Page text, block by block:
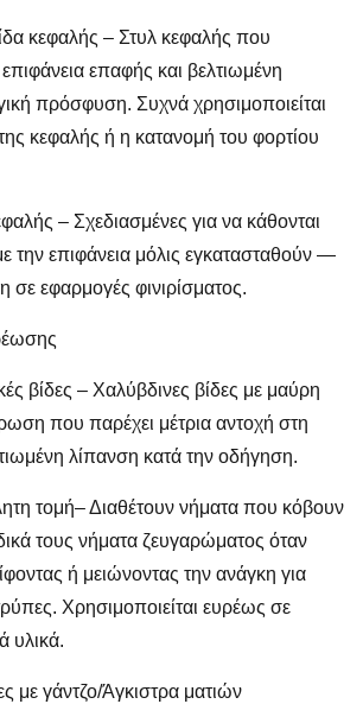
κεφαλής – Στυλ κεφαλής που
επαφής και βελτιωμένη
πρόσφυση. Συχνά χρησιμοποιείται
κεφαλής ή η κατανομή του φορτίου
– Σχεδιασμένες για να κάθονται
την επιφάνεια μόλις εγκατασταθούν —
σε εφαρμογές φινιρίσματος.
βίδες – Χαλύβδινες βίδες με μαύρη
που παρέχει μέτρια αντοχή στη
λίπανση κατά την οδήγηση.
τομή– Διαθέτουν νήματα που κόβουν
τους νήματα ζευγαρώματος όταν
ή μειώνοντας την ανάγκη για
Χρησιμοποιείται ευρέως σε
υλικά.
με γάντζο/Άγκιστρα ματιών